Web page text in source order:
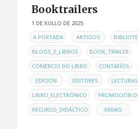
Booktrailers
1 DE XULLO DE 2025
ENA PORTADA , ARTIGOS ,
BLOGS_E_LIBROS , BOOK_TRAILER ,
COMERCIO DO LIBRO , CONTAFÍOS ,
EDICIÓN , EDITORES , LECTURAS
LIBRO_ELECTRÓNICO , PROMOCIÓN
RECURSO_DIDÁCTICO , XERAIS